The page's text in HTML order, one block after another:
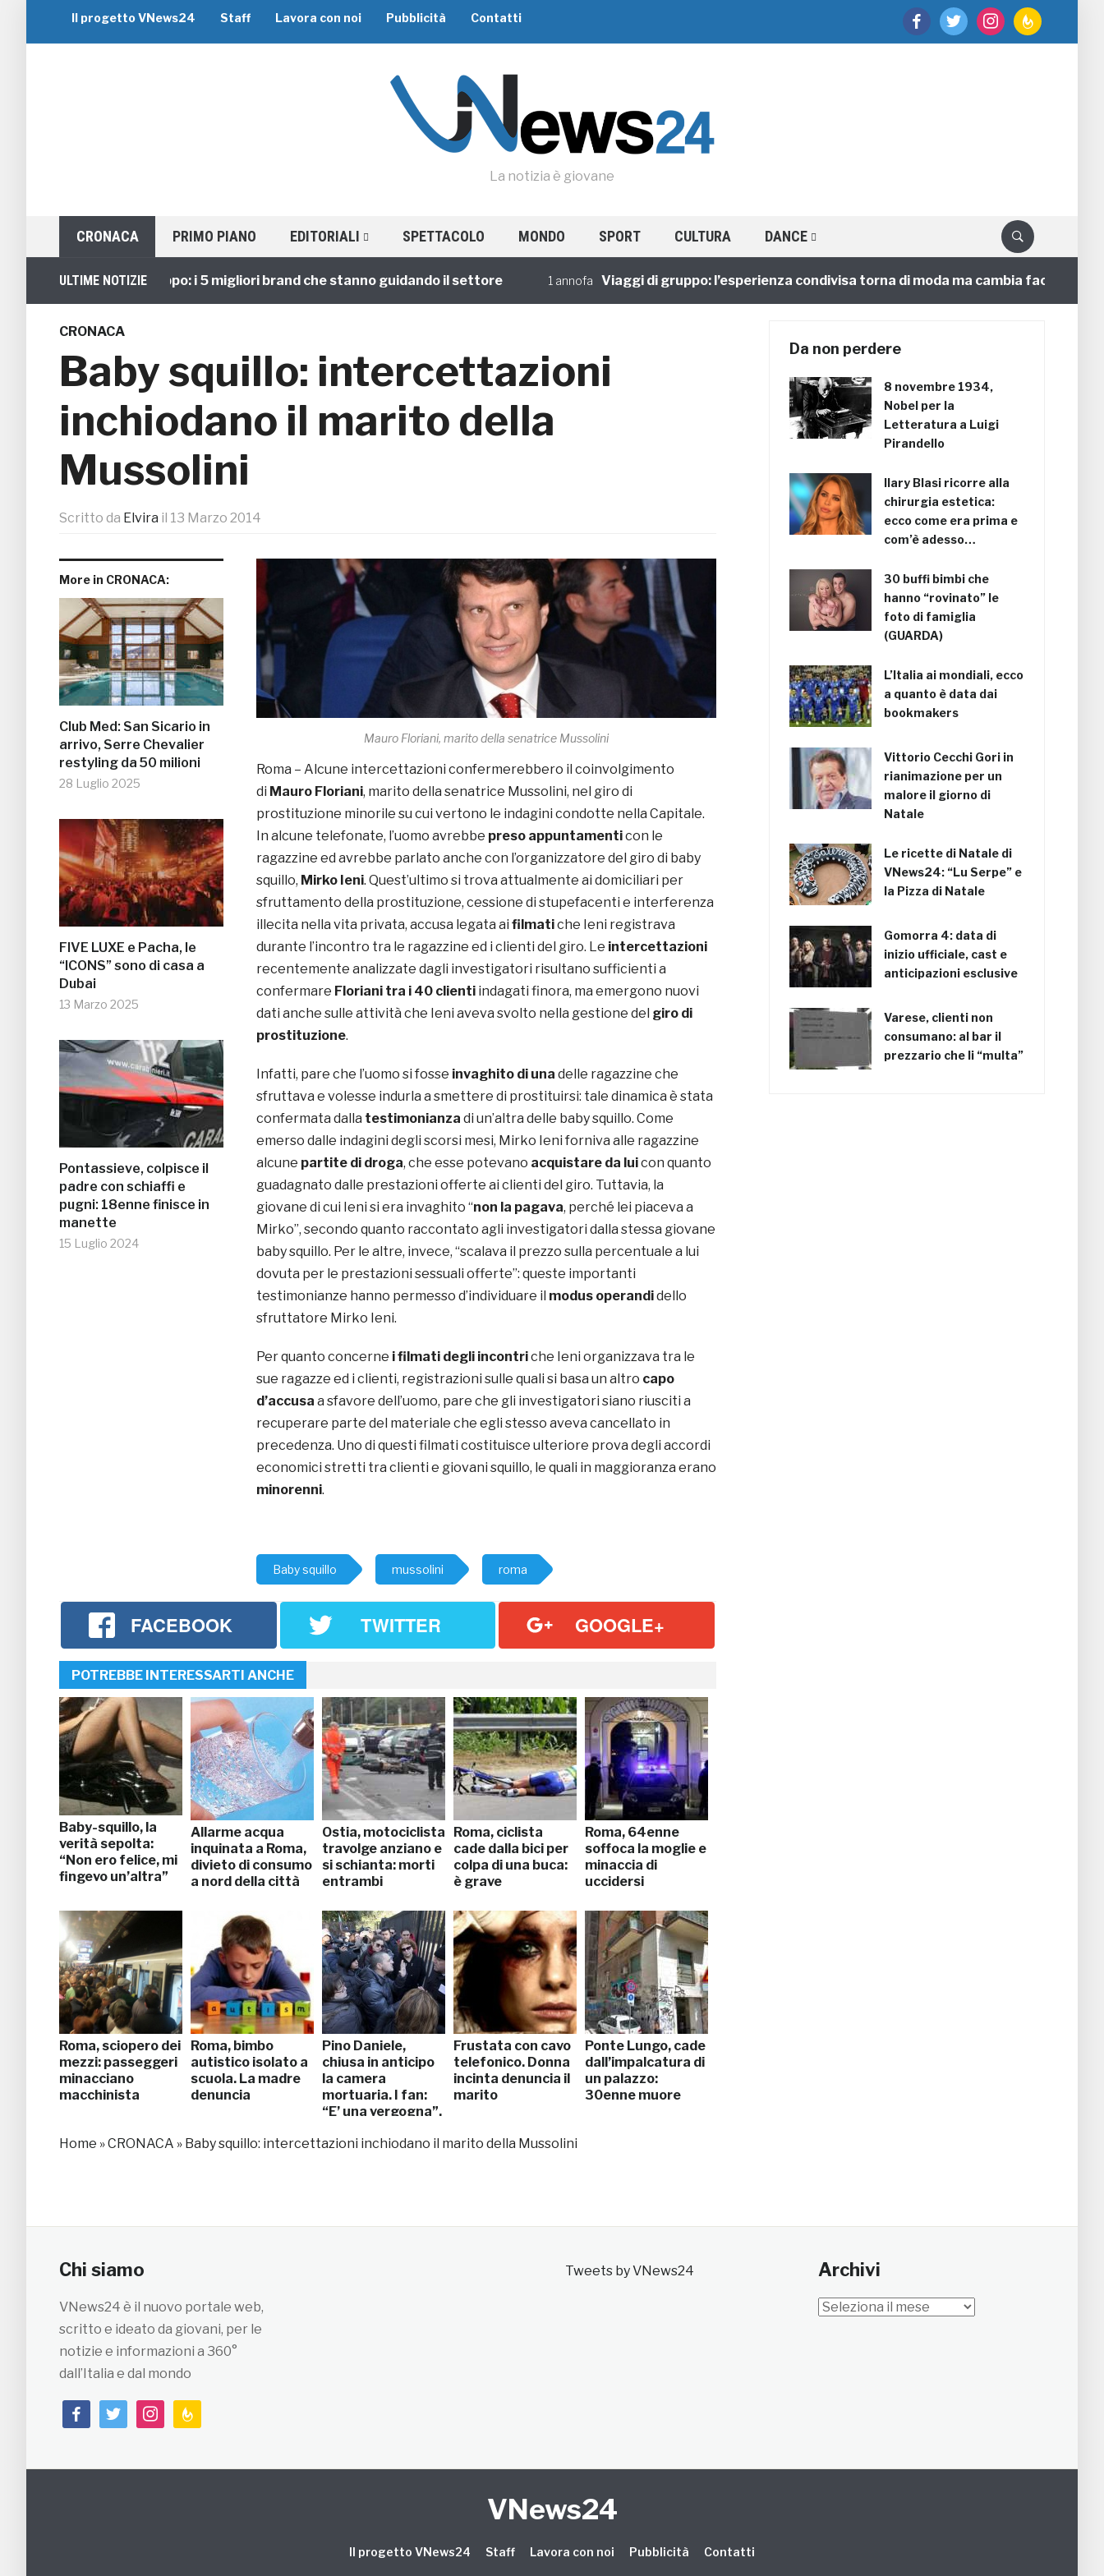
facebooktwitter instagramfeedburner
Il progetto VNews24 Staff Lavora con noi Pubblicità Contatti
La notizia è giovane
CRONACA PRIMO PIANO EDITORIALI SPETTACOLO MONDO SPORT CULTURA DANCE
ULTIME NOTIZIE
Viaggi di Gruppo: i 5 migliori brand che stanno guidando il settore 1 annofa Viaggi di gruppo: l’esperienza condivisa torna di moda ma cambia faccia
CRONACA
Baby squillo: intercettazioni
inchiodano il marito della
Mussolini
Scritto da Elvira il 13 Marzo 2014
More in CRONACA:
Club Med: San Sicario in
arrivo, Serre Chevalier
restyling da 50 milioni
28 Luglio 2025
FIVE LUXE e Pacha, le
“ICONS” sono di casa a
Dubai
13 Marzo 2025
Pontassieve, colpisce il
padre con schiaffi e
pugni: 18enne finisce in
manette
15 Luglio 2024
Mauro Floriani, marito della senatrice Mussolini
Roma – Alcune intercettazioni confermerebbero il coinvolgimento
di Mauro Floriani, marito della senatrice Mussolini, nel giro di
prostituzione minorile su cui vertono le indagini condotte nella Capitale.
In alcune telefonate, l’uomo avrebbe preso appuntamenticon le
ragazzine ed avrebbe parlato anche con l’organizzatore del giro di baby
squillo, Mirko Ieni. Quest’ultimo si trova attualmente ai domiciliari per
sfruttamento della prostituzione, cessione di stupefacenti e interferenza
illecita nella vita privata, accusa legata ai filmatiche Ieni registrava
durante l’incontro tra le ragazzine ed i clienti del giro. Le intercettazioni
recentemente analizzate dagli investigatori risultano sufficienti a
confermare Floriani tra i 40 clienti indagati finora, ma emergono nuovi
dati anche sulle attività che Ieni aveva svolto nella gestione del giro di
prostituzione.
Infatti, pare che l’uomo si fosse invaghito di una delle ragazzine che
sfruttava e volesse indurla a smettere di prostituirsi: tale dinamica è stata
confermata dalla testimonianza di un’altra delle baby squillo. Come
emerso dalle indagini degli scorsi mesi, Mirko Ieni forniva alle ragazzine
alcune partite di droga, che esse potevano acquistare da luicon quanto
guadagnato dalle prestazioni offerte ai clienti del giro. Tuttavia, la
giovane di cui Ieni si era invaghito “non la pagava, perché lei piaceva a
Mirko”, secondo quanto raccontato agli investigatori dalla stessa giovane
baby squillo. Per le altre, invece, “scalava il prezzo sulla percentuale a lui
dovuta per le prestazioni sessuali offerte”: queste importanti
testimonianze hanno permesso d’individuare il modus operandidello
sfruttatore Mirko Ieni.
Per quanto concerne i filmati degli incontriche Ieni organizzava tra le
sue ragazze ed i clienti, registrazioni sulle quali si basa un altro capo
d’accusa a sfavore dell’uomo, pare che gli investigatori siano riusciti a
recuperare parte del materiale che egli stesso aveva cancellato in
precedenza. Uno di questi filmati costituisce ulteriore prova degli accordi
economici stretti tra clienti e giovani squillo, le quali in maggioranza erano
minorenni.
Baby squillo mussolini roma
FACEBOOK TWITTER GOOGLE+
POTREBBE INTERESSARTI ANCHE
Baby-squillo, la
verità sepolta:
“Non ero felice, mi
fingevo un’altra”
Allarme acqua
inquinata a Roma,
divieto di consumo
a nord della città
Ostia, motociclista
travolge anziano e
si schianta: morti
entrambi
Roma, ciclista
cade dalla bici per
colpa di una buca:
è grave
Roma, 64enne
soffoca la moglie e
minaccia di
uccidersi
Roma, sciopero dei
mezzi: passeggeri
minacciano
macchinista
Roma, bimbo
autistico isolato a
scuola. La madre
denuncia
Pino Daniele,
chiusa in anticipo
la camera
mortuaria. I fan:
“E’ una vergogna”.
Frustata con cavo
telefonico. Donna
incinta denuncia il
marito
Ponte Lungo, cade
dall’impalcatura di
un palazzo:
30enne muore
Home »CRONACA » Baby squillo: intercettazioni inchiodano il marito della Mussolini
Da non perdere
8 novembre 1934,
Nobel per la
Letteratura a Luigi
Pirandello
Ilary Blasi ricorre alla
chirurgia estetica:
ecco come era prima e
com’è adesso…
30 buffi bimbi che
hanno “rovinato” le
foto di famiglia
(GUARDA)
L’Italia ai mondiali, ecco
a quanto è data dai
bookmakers
Vittorio Cecchi Gori in
rianimazione per un
malore il giorno di
Natale
Le ricette di Natale di
VNews24: “Lu Serpe” e
la Pizza di Natale
Gomorra 4: data di
inizio ufficiale, cast e
anticipazioni esclusive
Varese, clienti non
consumano: al bar il
prezzario che li “multa”
Chi siamo
VNews24 è il nuovo portale web,
scritto e ideato da giovani, per le
notizie e informazioni a 360°
dall’Italia e dal mondo
facebooktwitterinstagramfeedburner
Tweets by VNews24 Archivi
Archivi
VNews24
Il progetto VNews24 Staff Lavora con noi Pubblicità Contatti